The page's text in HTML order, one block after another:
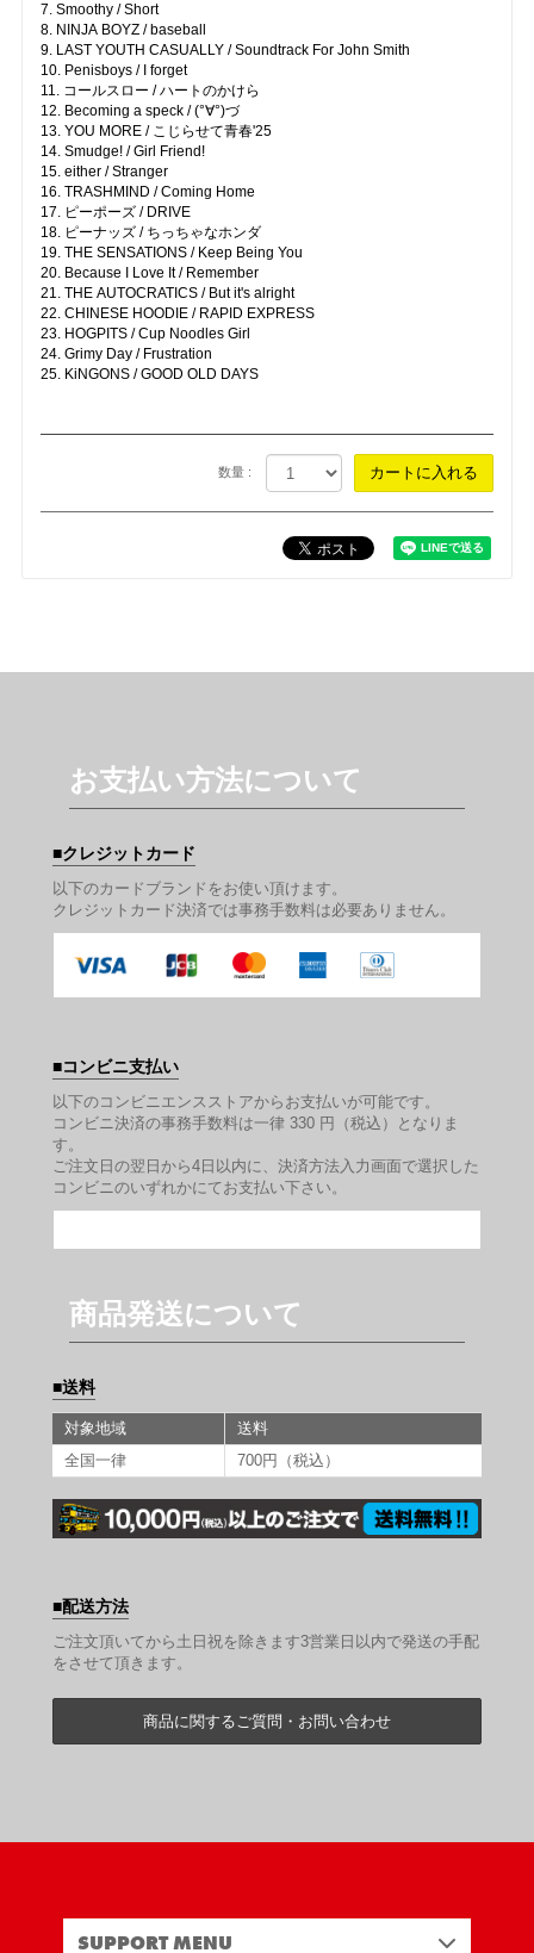
7. Smoothy / Short
8. NINJA BOYZ / baseball
9. LAST YOUTH CASUALLY / Soundtrack For John Smith
10. Penisboys / I forget
11. コールスロー / ハートのかけら
12. Becoming a speck / (°∀°)づ
13. YOU MORE / こじらせて青春'25
14. Smudge! / Girl Friend!
15. either / Stranger
16. TRASHMIND / Coming Home
17. ピーポーズ / DRIVE
18. ピーナッズ / ちっちゃなホンダ
19. THE SENSATIONS / Keep Being You
20. Because I Love It / Remember
21. THE AUTOCRATICS / But it's alright
22. CHINESE HOODIE / RAPID EXPRESS
23. HOGPITS / Cup Noodles Girl
24. Grimy Day / Frustration
25. KiNGONS / GOOD OLD DAYS
数量 :
お支払い方法について
クレジットカード
以下のカードブランドをお使い頂けます。
クレジットカード決済では事務手数料は必要ありません。
コンビニ支払い
以下のコンビニエンスストアからお支払いが可能です。
コンビニ決済の事務手数料は一律 330 円（税込）となりま
す。
ご注文日の翌日から4日以内に、決済方法入力画面で選択した
コンビニのいずれかにてお支払い下さい。
商品発送について
送料
対象地域
送料
全国一律
700円（税込）
配送方法
ご注文頂いてから土日祝を除きます3営業日以内で発送の手配
をさせて頂きます。
商品に関するご質問・お問い合わせ
SUPPORT MENU